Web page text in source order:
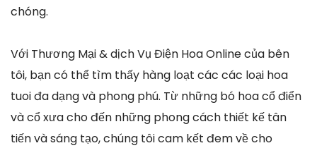
chóng.
Với Thương Mại & dịch Vụ Điện Hoa Online của bên
tôi, bạn có thể tìm thấy hàng loạt các các loại hoa
tuoi đa dạng và phong phú. Từ những bó hoa cổ điển
và cổ xưa cho đến những phong cách thiết kế tân
tiến và sáng tạo, chúng tôi cam kết đem về cho